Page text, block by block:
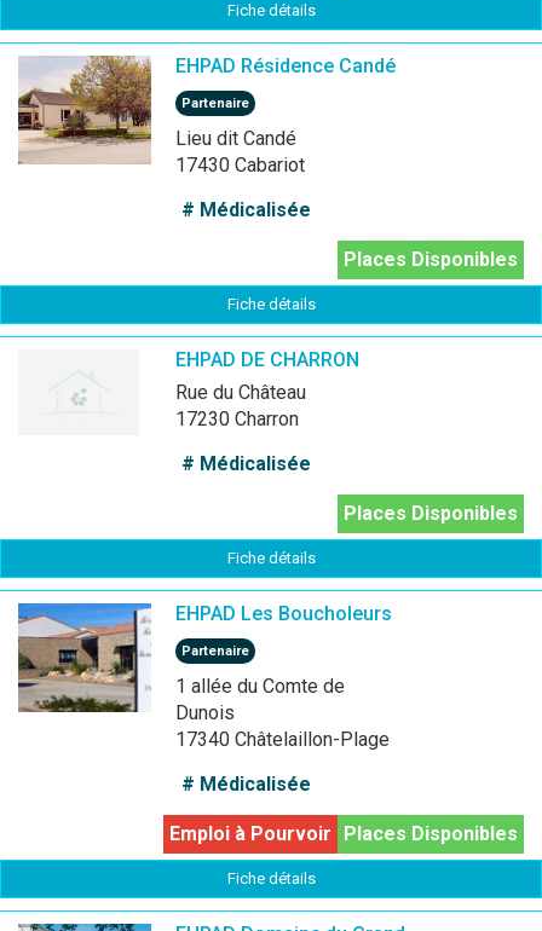
Fiche détails
EHPAD Résidence Candé
Partenaire
Lieu dit Candé
17430 Cabariot
# Médicalisée
Places Disponibles
Fiche détails
EHPAD DE CHARRON
Rue du Château
17230 Charron
# Médicalisée
Places Disponibles
Fiche détails
EHPAD Les Boucholeurs
Partenaire
1 allée du Comte de
Dunois
17340 Châtelaillon-Plage
# Médicalisée
Places Disponibles
Emploi à Pourvoir
Fiche détails